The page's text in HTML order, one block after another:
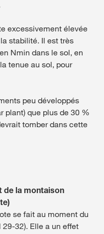
excessivement élevée
stabilité. Il est très
Nmin dans le sol, en
tenue au sol, pour
peu développés
plant) que plus de 30 %
tomber dans cette
de la montaison
se fait au moment du
32). Elle a un effet